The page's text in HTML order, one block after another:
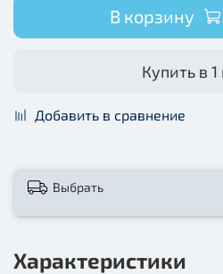
В корзину
Купить в 1
Добавить в сравнение
Выбрать
Характеристики